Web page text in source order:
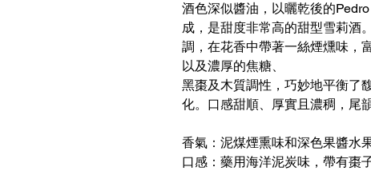
酒色深似醬油，以曬乾後的
成，是甜度非常高的甜型雪莉酒
調，在花香中帶著一絲煙燻味，
以及濃厚的焦糖、
黑棗及木質調性，巧妙地平衡了
化。口感甜順、厚實且濃稠，尾
香氣：泥煤煙熏味和深色果醬水
口感：藥用海洋泥炭味，帶有棗